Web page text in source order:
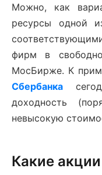
Можно, как
ресурсы одной
фирм в
МосБирже. К
Сбербанка
доходность
невысокую
Какие